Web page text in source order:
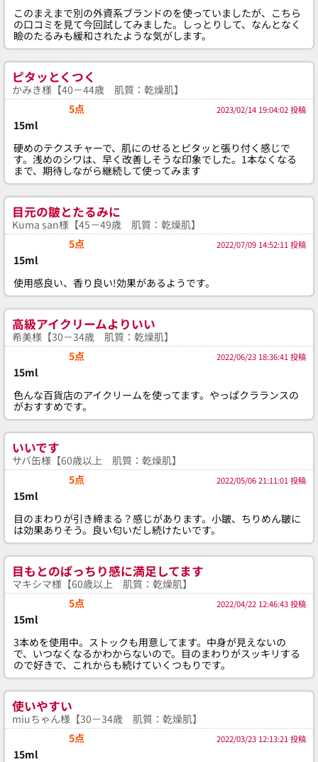
このまえまで別の外資系ブランドのを使っていましたが、こちら
の口コミを見て今回試してみました。しっとりして、なんとなく
瞼のたるみも緩和されたような気がします。
ピタッとくつく
かみき様【40－44歳 肌質：乾燥肌】
5点
2023/02/14 19:04:02 投稿
15ml
硬めのテクスチャーで、肌にのせるとピタッと張り付く感じで
す。浅めのシワは、早く改善しそうな印象でした。1本なくなる
まで、期待しながら継続して使ってみます
目元の皺とたるみに
Kuma san様【45－49歳 肌質：乾燥肌】
5点
2022/07/09 14:52:11 投稿
15ml
使用感良い、香り良い!効果があるようです。
高級アイクリームよりいい
希美様【30－34歳 肌質：乾燥肌】
5点
2022/06/23 18:36:41 投稿
15ml
色んな百貨店のアイクリームを使ってます。やっぱクラランスの
がおすすめです。
いいです
サバ缶様【60歳以上 肌質：乾燥肌】
5点
2022/05/06 21:11:01 投稿
15ml
目のまわりが引き締まる？感じがあります。小皺、ちりめん皺に
は効果ありそう。良い匂いだし続けたいです。
目もとのぱっちり感に満足してます
マキシマ様【60歳以上 肌質：乾燥肌】
5点
2022/04/22 12:46:43 投稿
15ml
3本めを使用中。ストックも用意してます。中身が見えないの
で、いつなくなるかわからないので。目のまわりがスッキリする
ので好きで、これからも続けていくつもりです。
使いやすい
miuちゃん様【30－34歳 肌質：乾燥肌】
5点
2022/03/23 12:13:21 投稿
15ml